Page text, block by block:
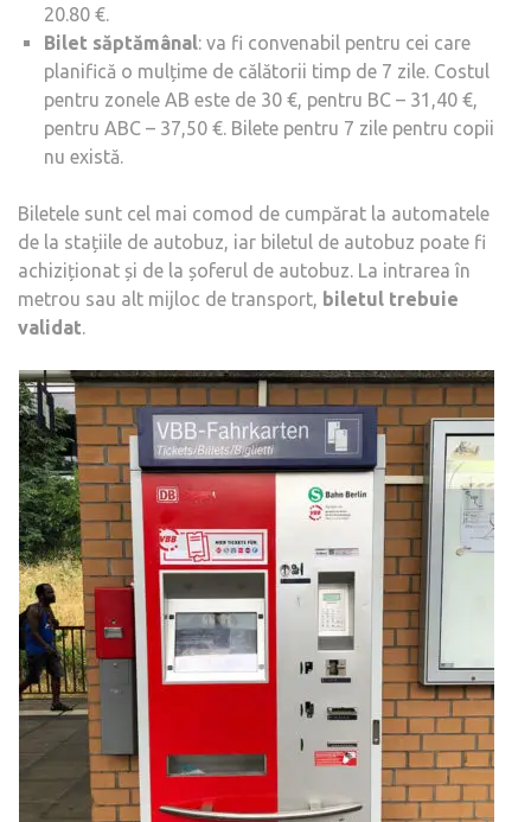
20.80 €.
Bilet săptămânal: va fi convenabil pentru cei care
planifică o mulțime de călătorii timp de 7 zile. Costul
pentru zonele AB este de 30 €, pentru BC – 31,40 €,
pentru ABC – 37,50 €. Bilete pentru 7 zile pentru copii
nu există.
Biletele sunt cel mai comod de cumpărat la automatele
de la stațiile de autobuz, iar biletul de autobuz poate fi
achiziționat și de la șoferul de autobuz. La intrarea în
metrou sau alt mijloc de transport, biletul trebuie
validat.